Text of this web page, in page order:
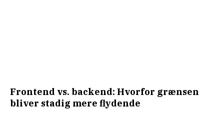
Frontend vs. backend: Hvorfor grænsen
bliver stadig mere flydende